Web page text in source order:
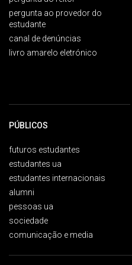
pergunta ao provedor do
estudante
canal de denúncias
livro amarelo eletrónico
PÚBLICOS
futuros estudantes
estudantes ua
estudantes internacionais
alumni
pessoas ua
sociedade
comunicação e media